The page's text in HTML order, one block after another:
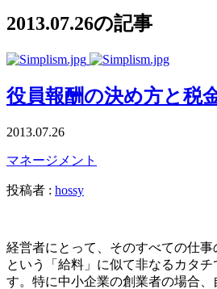
2013.07.26の記事
役員報酬の決め方と税
2013.07.26
マネージメント
投稿者 : hossy
経営者にとって、そのすべての仕
という「給料」に似て非なるカタチ
す。特に中小企業の創業者の場合